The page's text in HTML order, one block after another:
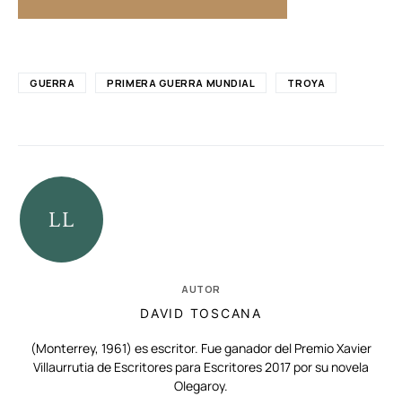
GUERRA PRIMERA GUERRA MUNDIAL TROYA
AUTOR
DAVID TOSCANA
(Monterrey, 1961) es escritor. Fue ganador del Premio Xavier
Villaurrutia de Escritores para Escritores 2017 por su novela
Olegaroy.